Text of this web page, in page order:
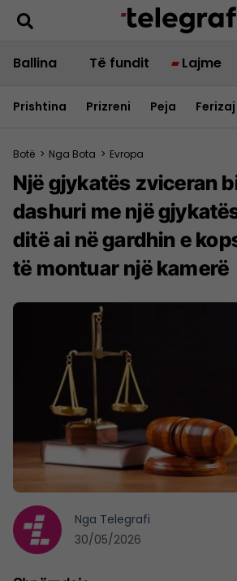
Ballina Të fundit Lajme
Prishtina Prizreni Peja Ferizaj
Botë > Nga Bota > Evropa
Një gjykatës zviceran
dashuri me një
ditë ai në gardhin e
të montuar një kamerë
Nga Telegrafi
30/05/2026